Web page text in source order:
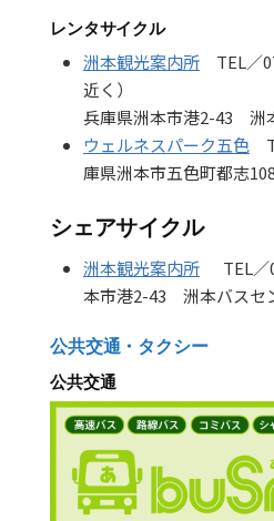
レンタサイクル
洲本観光案内所 TEL／
近く）
兵庫県洲本市港2-43 洲
ウェルネスパーク五色
庫県洲本市五色町都志
シェアサイクル
洲本観光案内所 TEL／
本市港2-43 洲本バスセ
公共交通・タクシー
公共交通